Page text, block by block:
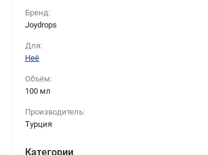
Бренд:
Joydrops
Для:
Неё
Объём:
100 мл
Производитель:
Турция
Категории